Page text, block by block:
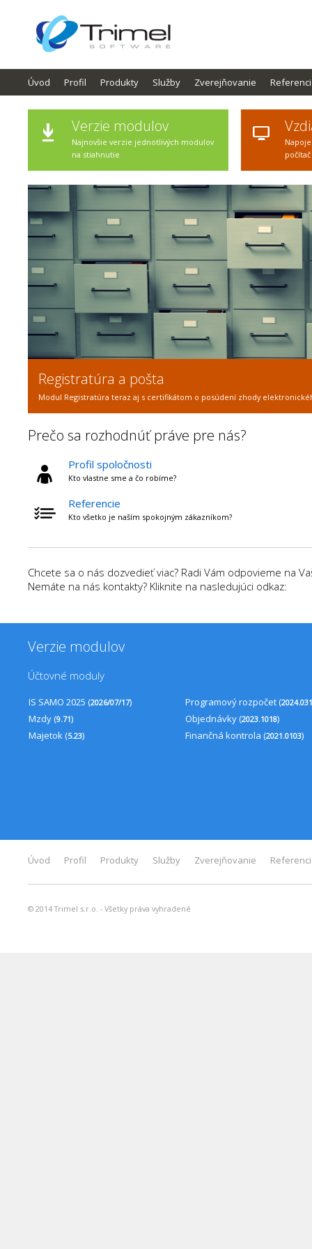
Úvod Profil Produkty Služby Zverejňovanie
Verzie modulov
Najnovšie verzie jednotlivých modulov
na stiahnutie
Zverejňovanie dokumentov
Automatizované zverejňovanie zmlúv, faktúr a objednávok na Vašej
Prečo sa rozhodnúť práve pre nás?
Profil spoločnosti
Kto vlastne sme a čo robíme?
Referencie
Kto všetko je naším spokojným zákazníkom?
Chcete sa o nás dozvedieť viac? Radi Vám odpovieme na
Nemáte na nás kontakty? Kliknite na nasledujúci odkaz:
Verzie modulov
Účtovné moduly
IS SAMO 2025 (2026/07/17) Programový rozpočet (
Mzdy (9.71) Objednávky (2023.1018)
Majetok (5.23) Finančná kontrola (2021.0103)
Úvod Profil Produkty Služby Zverejňovanie
© 2014 Trimel s.r.o. - Všetky práva vyhradené